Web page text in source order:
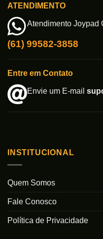
ATENDIMENTO
Atendimento Joypad
(61) 99582-3858
Entre em Contato
Envie um E-mail
INSTITUCIONAL
Quem Somos
Fale Conosco
Política de Privacidade